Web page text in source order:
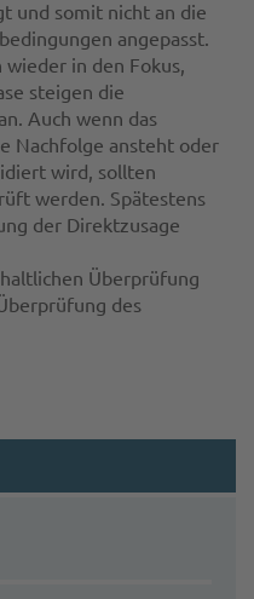
und somit nicht an die
angepasst.
in den Fokus,
steigen die
Auch wenn das
Nachfolge ansteht oder
wird, sollten
werden. Spätestens
der Direktzusage
Überprüfung
des